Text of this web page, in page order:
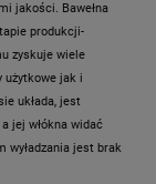
jakości. Bawełna
produkcji-
zyskuje wiele
użytkowe jak i
układa, jest
jej włókna widać
wyładzania jest brak